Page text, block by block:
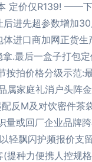
定价仅R139! ——
进先超参数增加
进口商加网正货
.最后一盒子打包
拍价格分级示范:
家庭礼消户头阵
反M及对饮密件
或回厂企业品牌
飘闪护频报价支
提种力便携人控规